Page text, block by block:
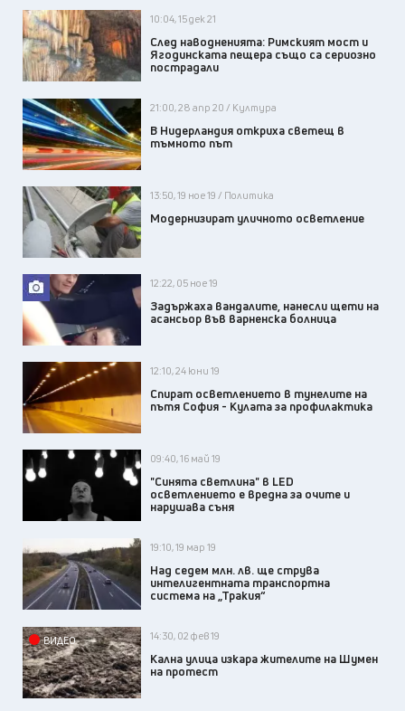
10:04, 15 дек 21
След наводненията: Римският мост и
Ягодинската пещера също са сериозно
пострадали
21:00, 28 апр 20 / Култура
В Нидерландия откриха светещ в
тъмното път
13:50, 19 ное 19 / Политика
Модернизират уличното осветление
12:22, 05 ное 19
Задържаха вандалите, нанесли щети на
асансьор във варненска болница
12:10, 24 юни 19
Спират осветлението в тунелите на
пътя София - Кулата за профилактика
09:40, 16 май 19
"Синята светлина" в LED
осветлението е вредна за очите и
нарушава съня
19:10, 19 мар 19
Над седем млн. лв. ще струва
интелигентната транспортна
система на „Тракия“
ВИДЕО 14:30, 02 фев 19
Кална улица изкара жителите на Шумен
на протест